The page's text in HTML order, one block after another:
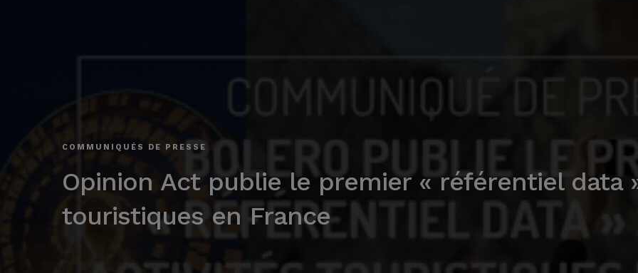
COMMUNIQUÉS DE PRESSE
Opinion Act publie le premier « référentiel data
touristiques en France